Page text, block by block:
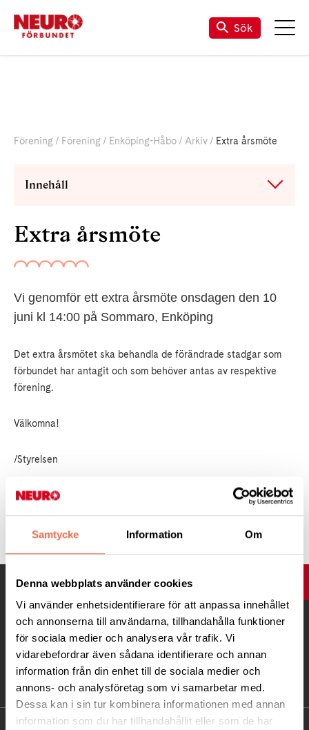
Samtycke Information Om
Denna webbplats använder cookies
Vi använder enhetsidentifierare för att anpassa innehållet
och annonserna till användarna, tillhandahålla funktioner
för sociala medier och analysera vår trafik. Vi
vidarebefordrar även sådana identifierare och annan
information från din enhet till de sociala medier och
annons- och analysföretag som vi samarbetar med.
Dessa kan i sin tur kombinera informationen med annan
information som du har tillhandahållit eller som de har
Sök
Förening Förening Enköping-Håbo Arkiv Extra årsmöte
Innehåll
Extra årsmöte
Vi genomför ett extra årsmöte onsdagen den 10
juni kl 14:00 på Sommaro, Enköping
Det extra årsmötet ska behandla de förändrade stadgar som
förbundet har antagit och som behöver antas av respektive
förening.
Välkomna!
/Styrelsen
Tipsa